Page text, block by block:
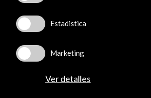
Facebook
Youtube
Spotify
TikTok
Estadistica
Marketing
Ver detalles